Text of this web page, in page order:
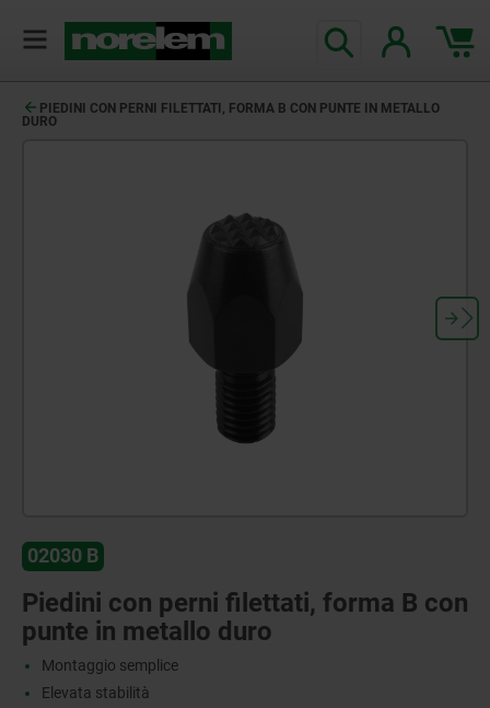
PIEDINI CON PERNI FILETTATI, FORMA B CON PUNTE IN METALLO
DURO
02030 B
Piedini con perni filettati, forma B con
punte in metallo duro
Montaggio semplice
Elevata stabilità